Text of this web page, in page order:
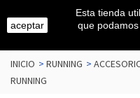
INICIO > RUNNING >
RUNNING
aceptar
Esta tienda
que